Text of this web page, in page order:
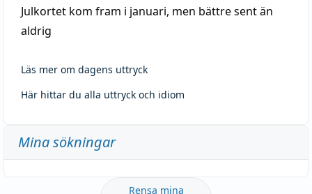
Julkortet kom fram i januari, men bättre sent än
aldrig
Läs mer om dagens uttryck
Här hittar du alla uttryck och idiom
Mina sökningar
Rensa mina